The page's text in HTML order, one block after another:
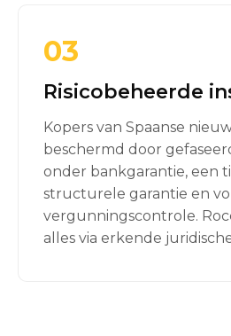
03
Risicobeheerde
Kopers van Spaanse
beschermd door
onder bankgarantie, een
structurele garantie en
vergunningscontrole.
alles via erkende